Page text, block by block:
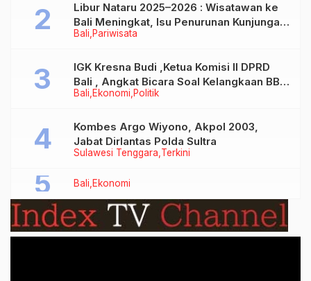
Bali Pariwisata
Libur Nataru 2025–2026 : Wisatawan ke
Bali Meningkat, Isu Penurunan Kunjungan
Tidak Benar
Bali Ekonomi Politik
IGK Kresna Budi ,Ketua Komisi II DPRD
Bali , Angkat Bicara Soal Kelangkaan BBM
Bersubsidi Jenis Solar
Sulawesi Tenggara Terkini
Kombes Argo Wiyono, Akpol 2003,
Jabat Dirlantas Polda Sultra
Bali Ekonomi